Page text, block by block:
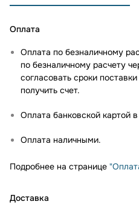
Оплата
Оплата по безналичному
по безналичному расчету
согласовать сроки
получить счет.
Оплата банковской картой
Оплата наличными.
Подробнее на странице
Доставка